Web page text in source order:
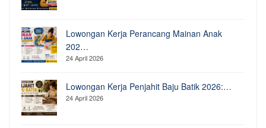
Lowongan Kerja Perancang Mainan Anak
202…
24 April 2026
Lowongan Kerja Penjahit Baju Batik 2026:…
24 April 2026